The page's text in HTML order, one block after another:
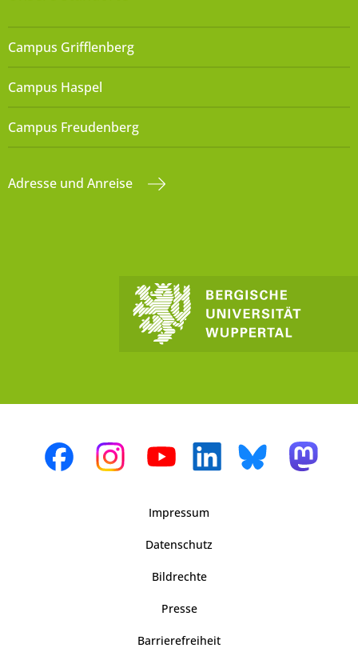
Campus Grifflenberg
Campus Haspel
Campus Freudenberg
Adresse und Anreise
Impressum
Datenschutz
Bildrechte
Presse
Barrierefreiheit